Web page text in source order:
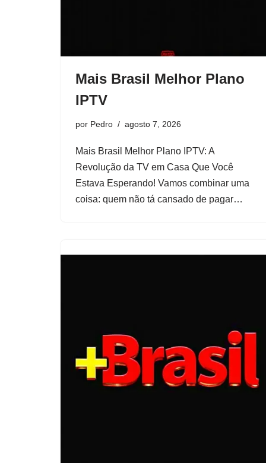
Mais Brasil Melhor Plano
IPTV
por Pedro agosto 7, 2026
Mais Brasil Melhor Plano IPTV: A
Revolução da TV em Casa Que Você
Estava Esperando! Vamos combinar uma
coisa: quem não tá cansado de pagar…